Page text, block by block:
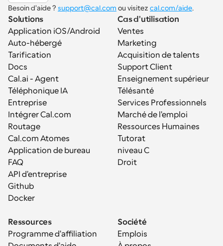
Besoin d'aide ? support@cal.com ou visitez cal.com/aide.
Solutions
Application iOS/Android
Auto-hébergé
Tarification
Docs
Cal.ai - Agent
Téléphonique IA
Entreprise
Intégrer Cal.com
Routage
Cal.com Atomes
Application de bureau
FAQ
API d'entreprise
Github
Docker
Cas d'utilisation
Ventes
Marketing
Acquisition de talents
Support Client
Enseignement supérieur
Télésanté
Services Professionnels
Marché de l'emploi
Ressources Humaines
Tutorat
niveau C
Droit
Ressources
Programme d'affiliation
Société
Emplois